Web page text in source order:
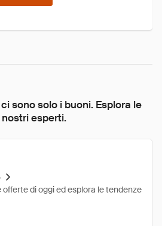
sono solo i buoni. Esplora le
esperti.
di oggi ed esplora le tendenze